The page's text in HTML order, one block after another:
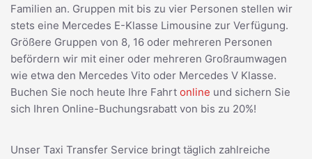
Familien an. Gruppen mit bis zu vier Personen stellen wir
stets eine Mercedes E-Klasse Limousine zur Verfügung.
Größere Gruppen von 8, 16 oder mehreren Personen
befördern wir mit einer oder mehreren Großraumwagen
wie etwa den Mercedes Vito oder Mercedes V Klasse.
Buchen Sie noch heute Ihre Fahrt online und sichern Sie
sich Ihren Online-Buchungsrabatt von bis zu 20%!
Unser Taxi Transfer Service bringt täglich zahlreiche